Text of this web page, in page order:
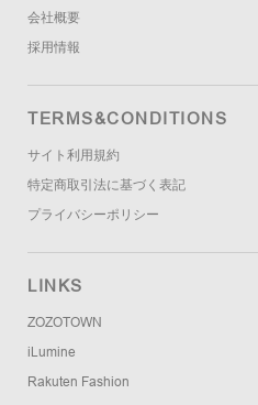
会社概要
採用情報
TERMS&CONDITIONS
サイト利用規約
特定商取引法に基づく表記
プライバシーポリシー
LINKS
ZOZOTOWN
iLumine
Rakuten Fashion